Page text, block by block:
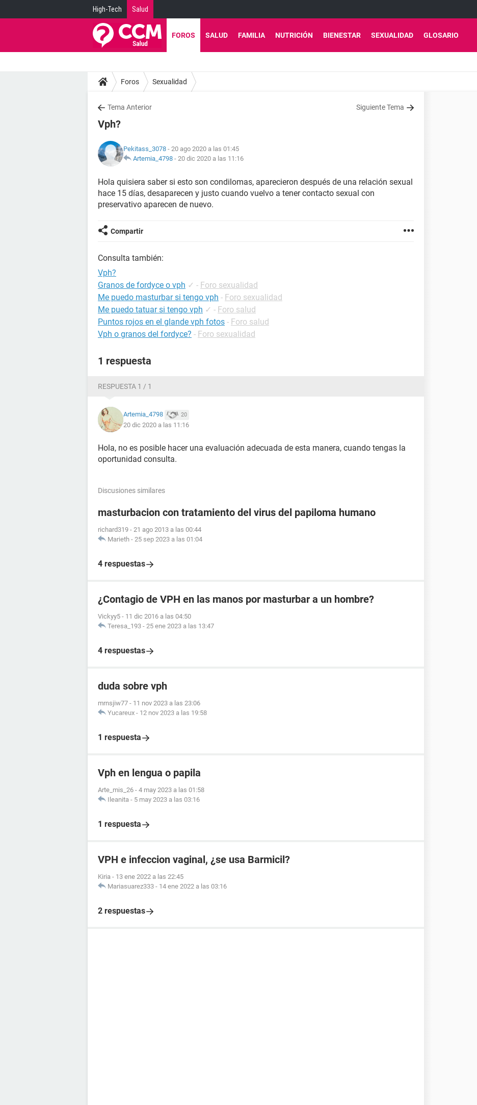
High-Tech Salud
FOROS SALUD FAMILIA NUTRICIÓN BIENESTAR SEXUALIDAD GLOSARIO
Foros Sexualidad
Tema Anterior Siguiente Tema
Vph?
Pekitass_3078 - 20 ago 2020 a las 01:45
Artemia_4798 - 20 dic 2020 a las 11:16
Hola quisiera saber si esto son condilomas, aparecieron después de una relación sexual
hace 15 días, desaparecen y justo cuando vuelvo a tener contacto sexual con
preservativo aparecen de nuevo.
Compartir
Consulta también:
Vph?
Granos de fordyce o vph ✓ - Foro sexualidad
Me puedo masturbar si tengo vph - Foro sexualidad
Me puedo tatuar si tengo vph ✓ - Foro salud
Puntos rojos en el glande vph fotos - Foro salud
Vph o granos del fordyce? - Foro sexualidad
1 respuesta
RESPUESTA 1 / 1
Artemia_4798 20
20 dic 2020 a las 11:16
Hola, no es posible hacer una evaluación adecuada de esta manera, cuando tengas la
oportunidad consulta.
Discusiones similares
masturbacion con tratamiento del virus del papiloma humano
richard319 - 21 ago 2013 a las 00:44
Marieth - 25 sep 2023 a las 01:04
4 respuestas
¿Contagio de VPH en las manos por masturbar a un hombre?
Vickyy5 - 11 dic 2016 a las 04:50
Teresa_193 - 25 ene 2023 a las 13:47
4 respuestas
duda sobre vph
mrnsjiw77 - 11 nov 2023 a las 23:06
Yucareux - 12 nov 2023 a las 19:58
1 respuesta
Vph en lengua o papila
Arte_mis_26 - 4 may 2023 a las 01:58
Ileanita - 5 may 2023 a las 03:16
1 respuesta
VPH e infeccion vaginal, ¿se usa Barmicil?
Kiria - 13 ene 2022 a las 22:45
Mariasuarez333 - 14 ene 2022 a las 03:16
2 respuestas